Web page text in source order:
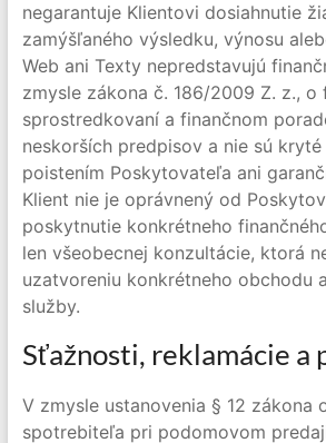
negarantuje Klientovi dosiahnutie
zamýšľaného výsledku, výnosu
Web ani Texty nepredstavujú
zmysle zákona č. 186/2009 Z. z., o
sprostredkovaní a finančnom
neskorších predpisov a nie sú
poistením Poskytovateľa ani
Klient nie je oprávnený od
poskytnutie konkrétneho
len všeobecnej konzultácie, ktorá
uzatvoreniu konkrétneho obchodu
služby.
Sťažnosti, reklamácie a
V zmysle ustanovenia § 12 zákona
spotrebiteľa pri podomovom